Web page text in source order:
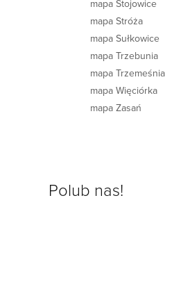
mapa Stojowice
mapa Stróża
mapa Sułkowice
mapa Trzebunia
mapa Trzemeśnia
mapa Więciórka
mapa Zasań
Polub nas!